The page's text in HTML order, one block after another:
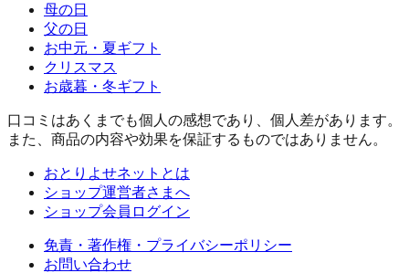
母の日
父の日
お中元・夏ギフト
クリスマス
お歳暮・冬ギフト
口コミはあくまでも個人の感想であり、個人差があります。
また、商品の内容や効果を保証するものではありません。
おとりよせネットとは
ショップ運営者さまへ
ショップ会員ログイン
免責・著作権・プライバシーポリシー
お問い合わせ